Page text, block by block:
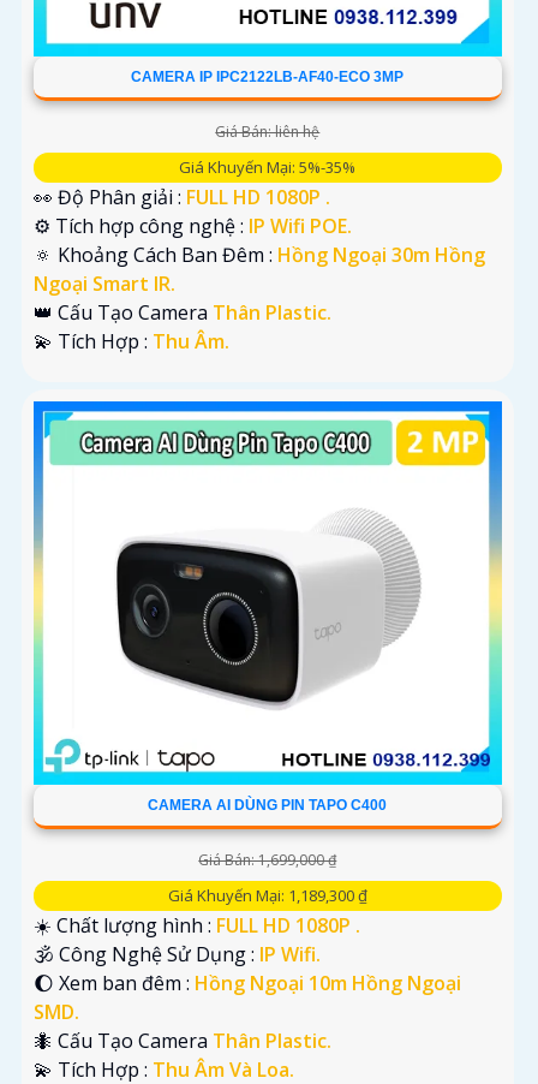
CAMERA IP IPC2122LB-AF40-ECO 3MP
Giá Bán: liên hệ
Giá Khuyến Mại: 5%-35%
👀 Độ Phân giải : FULL HD 1080P .
⚙ Tích hợp công nghệ : IP Wifi POE.
🔅 Khoảng Cách Ban Đêm : Hồng Ngoại 30m Hồng
Ngoại Smart IR.
👑 Cấu Tạo Camera Thân Plastic.
️💫 Tích Hợp : Thu Âm.
CAMERA AI DÙNG PIN TAPO C400
Giá Bán: 1,699,000 ₫
Giá Khuyến Mại: 1,189,300 ₫
☀️ Chất lượng hình : FULL HD 1080P .
🕉️ Công Nghệ Sử Dụng : IP Wifi.
🌔 Xem ban đêm : Hồng Ngoại 10m Hồng Ngoại
SMD.
🐜 Cấu Tạo Camera Thân Plastic.
️💫 Tích Hợp : Thu Âm Và Loa.